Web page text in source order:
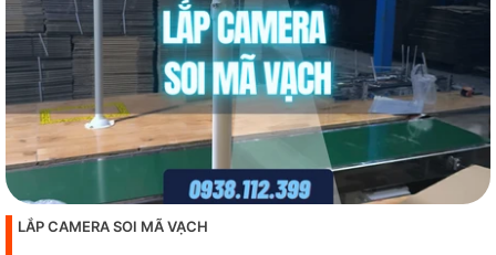
LẮP CAMERA SOI MÃ VẠCH